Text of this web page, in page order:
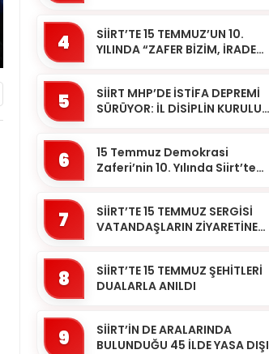
TUTUKLAND...
4
SİİRT’TE 15 TEMMUZ’UN 10.
YILINDA “ZAFER BİZİM, İRADE
5
SİİRT MHP’DE İSTİFA DEPREMİ
SÜRÜYOR: İL DİSİPLİN KURULU
6
15 Temmuz Demokrasi
Zaferi’nin 10. Yılında Siirt’te
7
SİİRT’TE 15 TEMMUZ SERGİSİ
VATANDAŞLARIN ZİYARETİNE
8
SİİRT’TE 15 TEMMUZ ŞEHİTLERİ
DUALARLA ANILDI
9
SİİRT’İN DE ARALARINDA
BULUNDUĞU 45 İLDE YASA DIŞI